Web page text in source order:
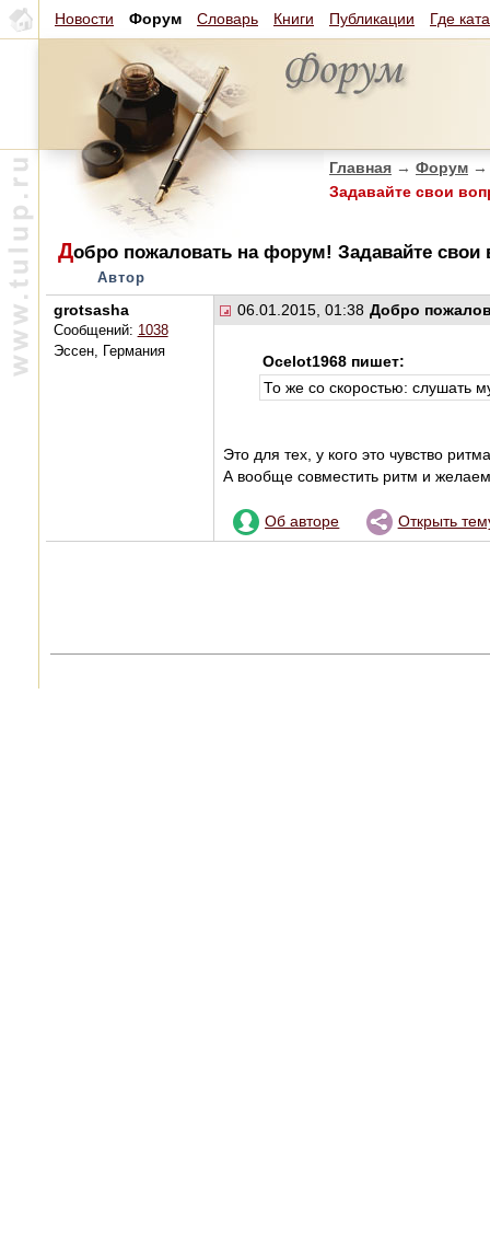
Новости Форум Словарь Книги Публикации Где
Главная → Форум →
Задавайте свои
Добро пожаловать на форум! Задавайте свои
Автор
grotsasha
Сообщений: 1038
Эссен, Германия
06.01.2015, 01:38 Добро
Ocelot1968 пишет:
То же со скоростью: слушать
Это для тех, у кого это чувство
А вообще совместить ритм и
Об авторе Открыть